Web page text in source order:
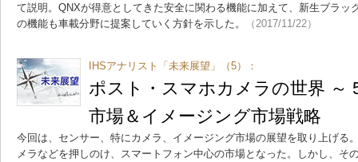
て説明。QNXが得意としてきた安全に関わる機能に加えて、新生ブラッ
の機能も車載分野に提案していく方針を示した。
（2017/11/22）
IHSアナリスト「未来展望」（5）：
ポスト・スマホカメラの世界 ～
市場＆イメージング市場戦略
今回は、センサー、特にカメラ、イメージング市場の展望を取り上げる
メラなどを押しのけ、スマートフォン中心の市場となった。しかし、そ